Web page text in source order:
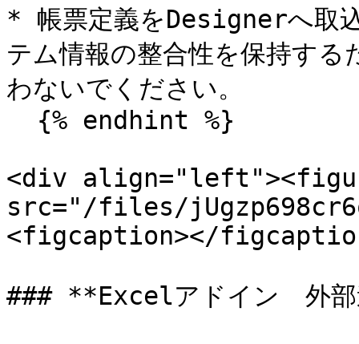
* 帳票定義をDesignerへ取
テム情報の整合性を保持す
わないでください。
<div
src="/files/
<figcaption></
### **Excelアドイン　外